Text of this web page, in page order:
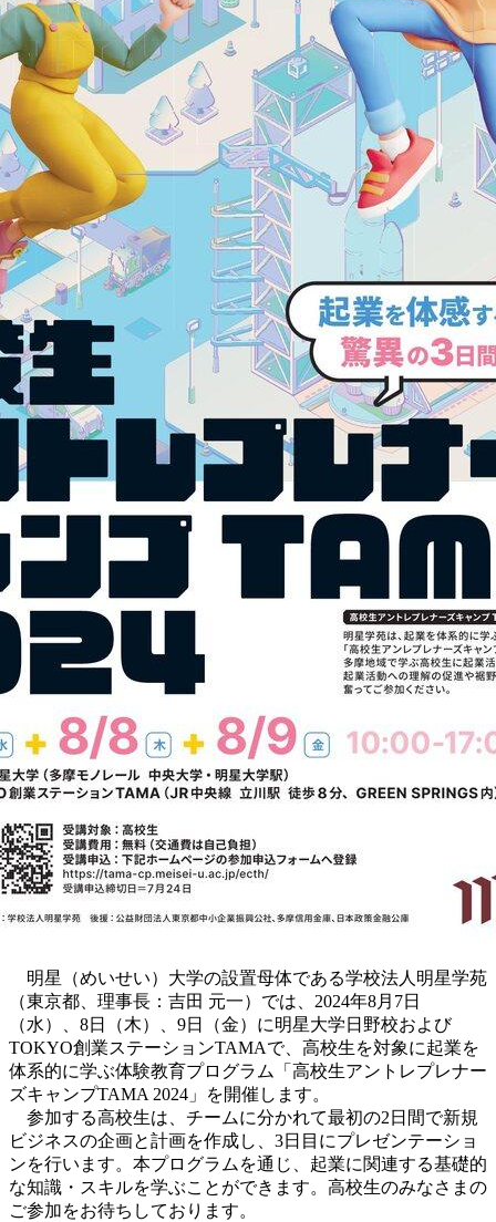
明星（めいせい）大学の設置母体である学校法人明星学苑
（東京都、理事長：吉田 元一）では、2024年8月7日
（水）、8日（木）、9日（金）に明星大学日野校および
TOKYO創業ステーションTAMAで、高校生を対象に起業を
体系的に学ぶ体験教育プログラム「高校生アントレプレナー
ズキャンプTAMA 2024」を開催します。
参加する高校生は、チームに分かれて最初の2日間で新規
ビジネスの企画と計画を作成し、3日目にプレゼンテーショ
ンを行います。本プログラムを通じ、起業に関連する基礎的
な知識・スキルを学ぶことができます。高校生のみなさまの
ご参加をお待ちしております。